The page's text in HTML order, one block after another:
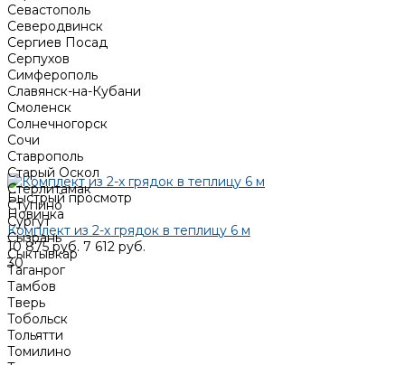
Севастополь
Северодвинск
Сергиев Посад
Серпухов
Симферополь
Славянск-на-Кубани
Смоленск
Солнечногорск
Сочи
Ставрополь
Старый Оскол
Стерлитамак
Ступино
Сургут
Сызрань
Сыктывкар
Таганрог
Тамбов
Тверь
Тобольск
Тольятти
Томилино
Быстрый просмотр
Новинка
Комплект из 2-х грядок в теплицу 6 м
10 875 руб. 7 612 руб.
30